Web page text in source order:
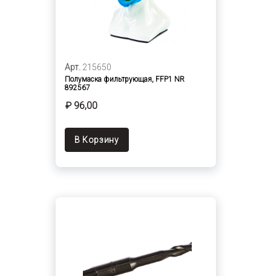
Арт. 215650
Полумаска фильтрующая, FFP1 NR
892567
₽ 96,00
В Корзину